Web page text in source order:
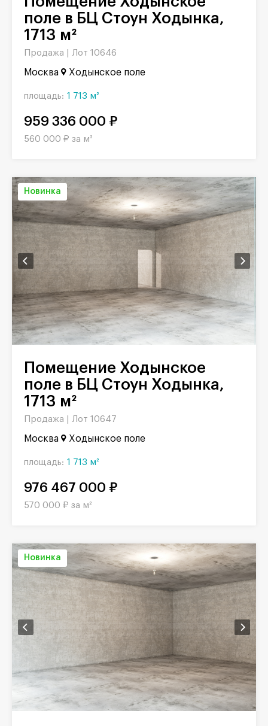
поле в БЦ Стоун Ходынка,
1713 м²
Продажа | Лот 10646
Москва Ходынское поле
площадь: 1 713 м²
959 336 000 ₽
560 000 ₽ за м²
Новинка
Помещение Ходынское
поле в БЦ Стоун Ходынка,
1713 м²
Продажа | Лот 10647
Москва Ходынское поле
площадь: 1 713 м²
976 467 000 ₽
570 000 ₽ за м²
Новинка